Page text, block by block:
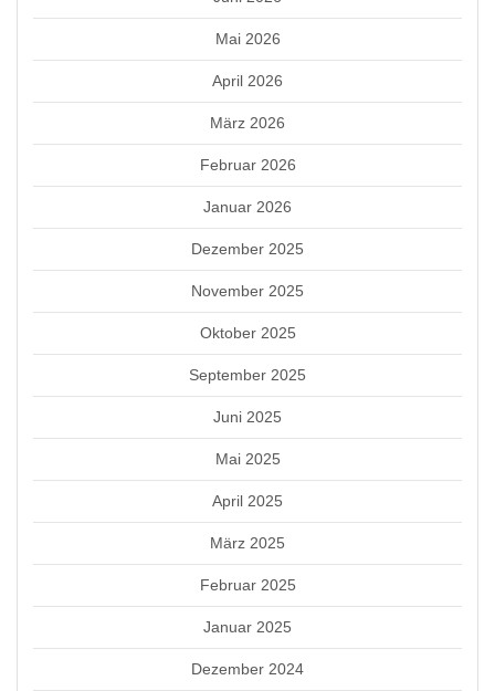
Mai 2026
April 2026
März 2026
Februar 2026
Januar 2026
Dezember 2025
November 2025
Oktober 2025
September 2025
Juni 2025
Mai 2025
April 2025
März 2025
Februar 2025
Januar 2025
Dezember 2024